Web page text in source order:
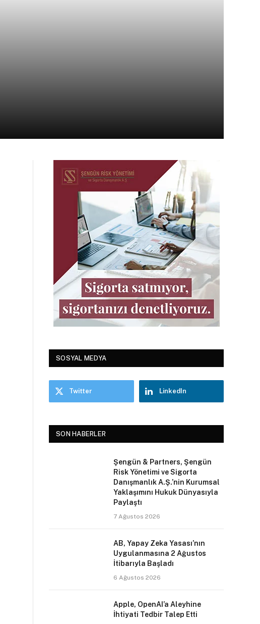
SOSYAL MEDYA
Twitter LinkedIn
SON HABERLER
Şengün & Partners, Şengün
Risk Yönetimi ve Sigorta
Danışmanlık A.Ş.’nin Kurumsal
Yaklaşımını Hukuk Dünyasıyla
Paylaştı
7 Ağustos 2026
AB, Yapay Zeka Yasası’nın
Uygulanmasına 2 Ağustos
İtibarıyla Başladı
6 Ağustos 2026
Apple, OpenAI’a Aleyhine
İhtiyati Tedbir Talep Etti